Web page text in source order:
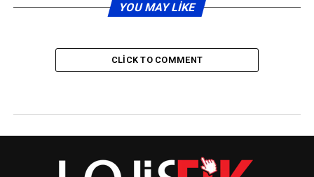
YOU MAY LIKE
CLICK TO COMMENT